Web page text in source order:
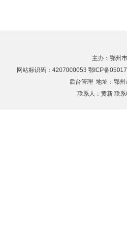
主办：鄂州
网站标识码：4207000053 鄂ICP备
后台管理 地址：鄂
联系人：黄新 联